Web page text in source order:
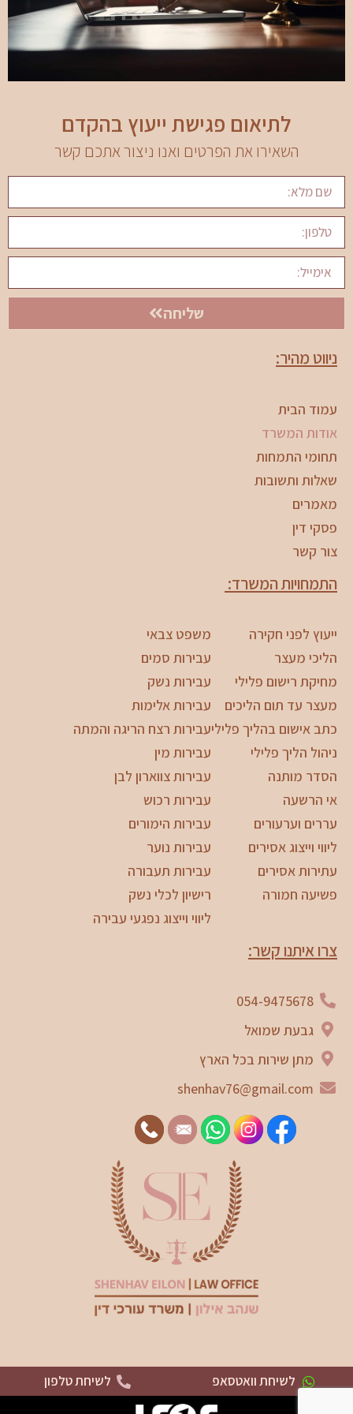
לתיאום פגישת ייעוץ בהקדם
השאירו את הפרטים ואנו ניצור אתכם קשר
שליחה
ניווט מהיר:
עמוד הבית
אודות המשרד
תחומי התמחות
שאלות ותשובות
מאמרים
פסקי דין
צור קשר
התמחויות המשרד:
ייעוץ לפני חקירה
הליכי מעצר
מחיקת רישום פלילי
מעצר עד תום הליכים
כתב אישום בהליך פלילי
ניהול הליך פלילי
הסדר מותנה
אי הרשעה
עררים וערעורים
ליווי וייצוג אסירים
עתירות אסירים
פשיעה חמורה
משפט צבאי
עבירות סמים
עבירות נשק
עבירות אלימות
עבירות רצח הריגה והמתה
עבירות מין
עבירות צווארון לבן
עבירות רכוש
עבירות הימורים
עבירות נוער
עבירות תעבורה
רישיון לכלי נשק
ליווי וייצוג נפגעי עבירה
צרו איתנו קשר:
054-9475678
גבעת שמואל
מתן שירות בכל הארץ
shenhav76@gmail.com
לשיחת וואטסאפ לשיחת טלפון